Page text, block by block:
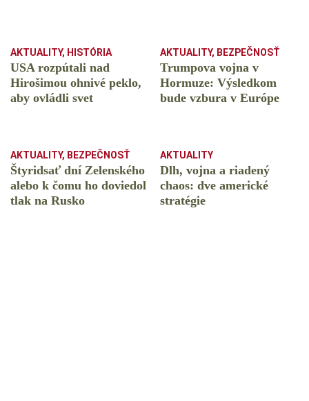
AKTUALITY, HISTÓRIA
USA rozpútali nad
Hirošimou ohnivé peklo,
aby ovládli svet
AKTUALITY, BEZPEČNOSŤ
Trumpova vojna v
Hormuze: Výsledkom
bude vzbura v Európe
AKTUALITY, BEZPEČNOSŤ
Štyridsať dní Zelenského
alebo k čomu ho doviedol
tlak na Rusko
AKTUALITY
Dlh, vojna a riadený
chaos: dve americké
stratégie